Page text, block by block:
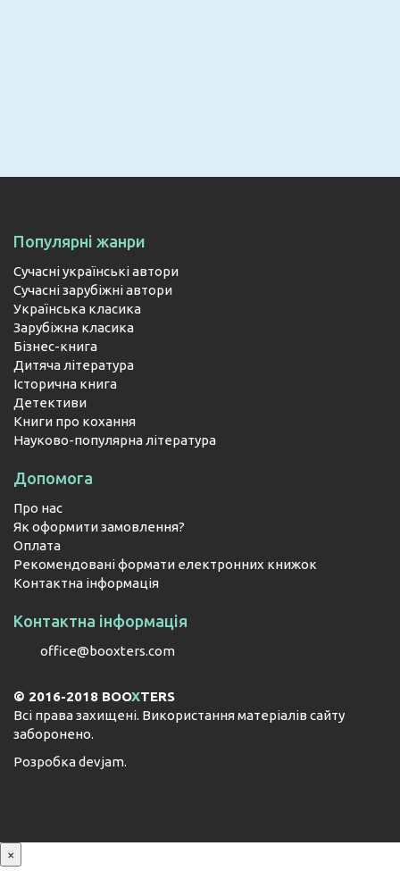
Популярні жанри
Сучасні українські автори
Сучасні зарубіжні автори
Українська класика
Зарубіжна класика
Бізнес-книга
Дитяча література
Історична книга
Детективи
Книги про кохання
Науково-популярна література
Допомога
Про нас
Як оформити замовлення?
Оплата
Рекомендовані формати електронних книжок
Контактна інформація
Контактна інформація
office@booxters.com
© 2016-2018 BOOXTERS
Всі права захищені. Використання матеріалів сайту
заборонено.
Розробкаdevjam.
×